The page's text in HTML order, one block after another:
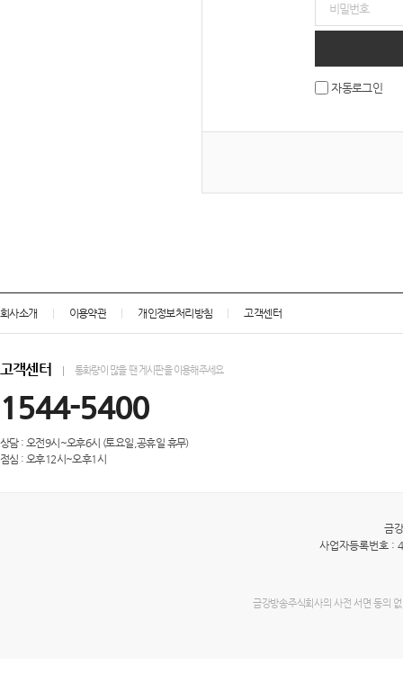
자동로그인
회사소개 이용약관 개인정보처리방침 고객센터
고객센터 통화량이 많을 땐 게시판을 이용해주세요
1544-5400
상담 : 오전9시~오후6시 (토요일,공휴일 휴무)
점심 : 오후12시~오후1시
금
사업자등록번호
금강방송주식회사의 사전 서면 동의